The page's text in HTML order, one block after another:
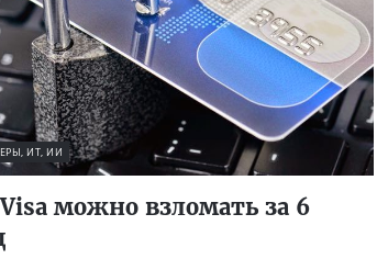
ИТ, ИИ
можно взломать за 6